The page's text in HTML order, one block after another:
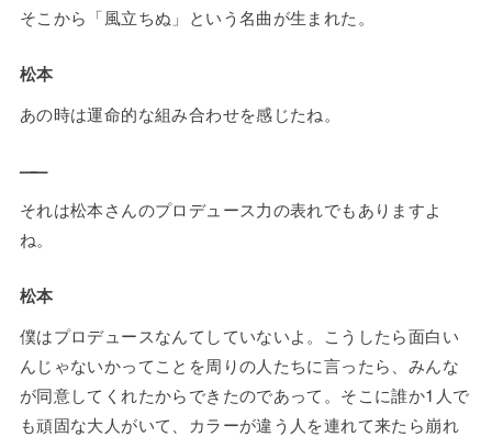
そこから「風立ちぬ」という名曲が生まれた。
松本
あの時は運命的な組み合わせを感じたね。
——
それは松本さんのプロデュース力の表れでもありますよ
ね。
松本
僕はプロデュースなんてしていないよ。こうしたら面白い
んじゃないかってことを周りの人たちに言ったら、みんな
が同意してくれたからできたのであって。そこに誰か1人で
も頑固な大人がいて、カラーが違う人を連れて来たら崩れ